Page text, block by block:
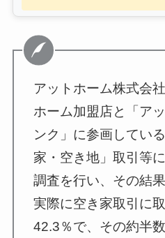
アットホーム株式会
ホーム加盟店と「ア
ンク」に参画してい
家・空き地」取引等
調査を行い、その結
実際に空き家取引に
42.3％で、その約半